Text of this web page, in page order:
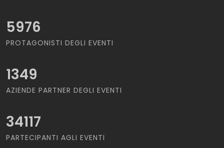
5976
PROTAGONISTI DEGLI EVENTI
1349
AZIENDE PARTNER DEGLI EVENTI
34117
PARTECIPANTI AGLI EVENTI